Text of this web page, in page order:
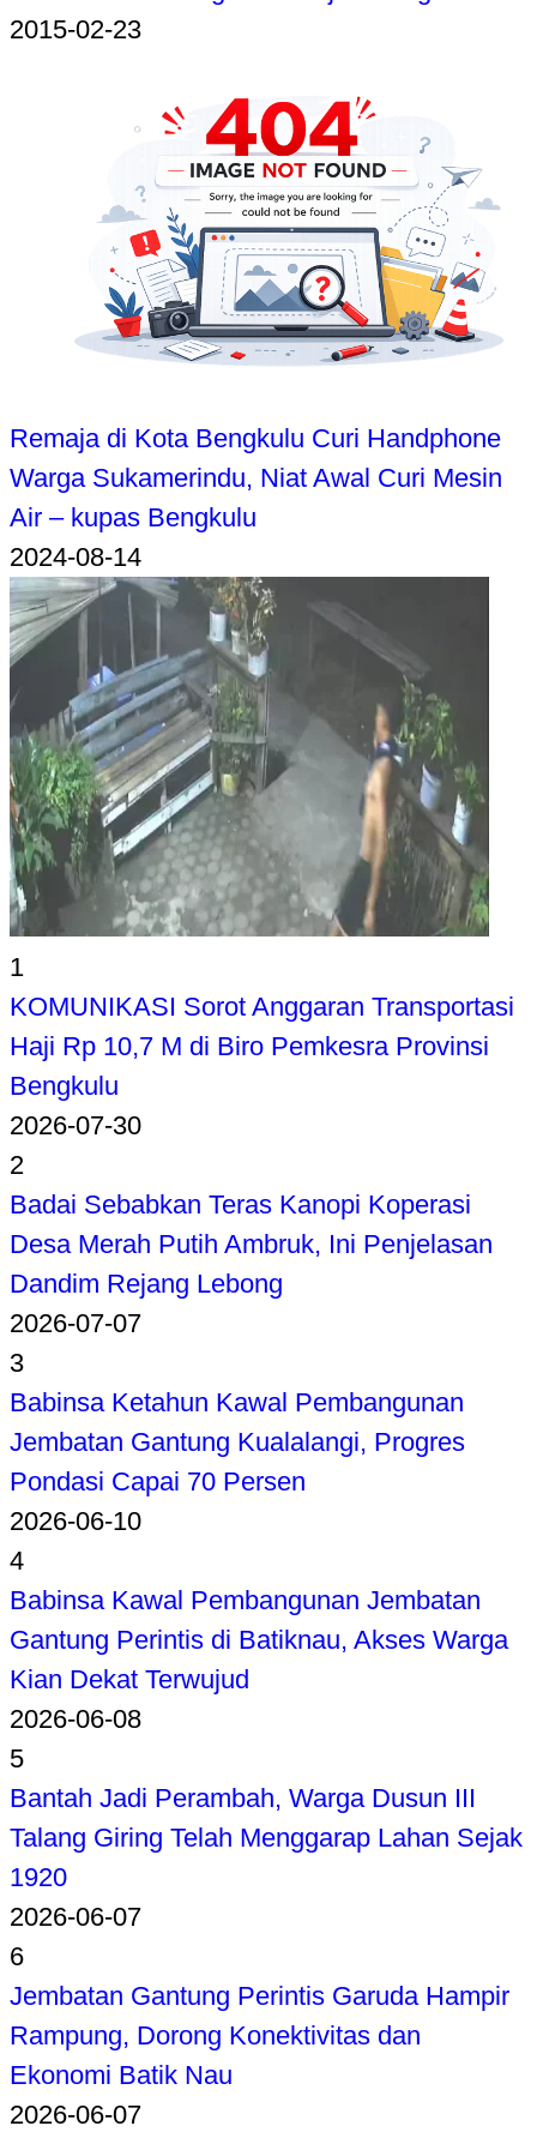
2015-02-23
Remaja di Kota Bengkulu Curi Handphone
Warga Sukamerindu, Niat Awal Curi Mesin
Air – kupas Bengkulu
2024-08-14
1
KOMUNIKASI Sorot Anggaran Transportasi
Haji Rp 10,7 M di Biro Pemkesra Provinsi
Bengkulu
2026-07-30
2
Badai Sebabkan Teras Kanopi Koperasi
Desa Merah Putih Ambruk, Ini Penjelasan
Dandim Rejang Lebong
2026-07-07
3
Babinsa Ketahun Kawal Pembangunan
Jembatan Gantung Kualalangi, Progres
Pondasi Capai 70 Persen
2026-06-10
4
Babinsa Kawal Pembangunan Jembatan
Gantung Perintis di Batiknau, Akses Warga
Kian Dekat Terwujud
2026-06-08
5
Bantah Jadi Perambah, Warga Dusun III
Talang Giring Telah Menggarap Lahan Sejak
1920
2026-06-07
6
Jembatan Gantung Perintis Garuda Hampir
Rampung, Dorong Konektivitas dan
Ekonomi Batik Nau
2026-06-07